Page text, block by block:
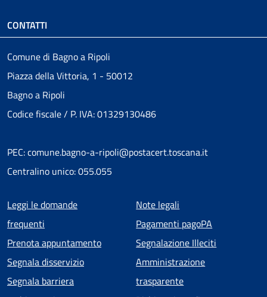
CONTATTI
Comune di Bagno a Ripoli
Piazza della Vittoria, 1 - 50012
Bagno a Ripoli
Codice fiscale / P. IVA: 01329130486
PEC: comune.bagno-a-ripoli@postacert.toscana.it
Centralino unico: 055.055
Menu piè di pagina
Leggi le domande
frequenti
Prenota appuntamento
Segnala disservizio
Segnala barriera
Note legali
Pagamenti pagoPA
Segnalazione Illeciti
Amministrazione
trasparente